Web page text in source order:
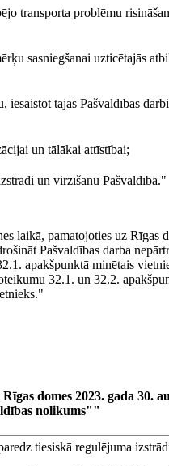
transporta problēmu
sasniegšanai uzticētajās
tajās Pašvaldības
un tālākai attīstībai;
un virzīšanu Pašvaldībā."
laikā, pamatojoties uz Rīgas
Pašvaldības darba
apakšpunktā minētais
32.1. un 32.2.
domes 2023. gada 30.
nolikums""
tiesiskā regulējuma